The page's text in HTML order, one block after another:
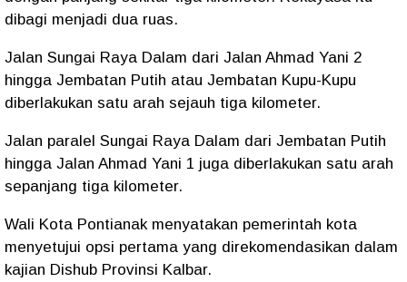
dibagi menjadi dua ruas.
Jalan Sungai Raya Dalam dari Jalan Ahmad Yani 2
hingga Jembatan Putih atau Jembatan Kupu-Kupu
diberlakukan satu arah sejauh tiga kilometer.
Jalan paralel Sungai Raya Dalam dari Jembatan Putih
hingga Jalan Ahmad Yani 1 juga diberlakukan satu arah
sepanjang tiga kilometer.
Wali Kota Pontianak menyatakan pemerintah kota
menyetujui opsi pertama yang direkomendasikan dalam
kajian Dishub Provinsi Kalbar.